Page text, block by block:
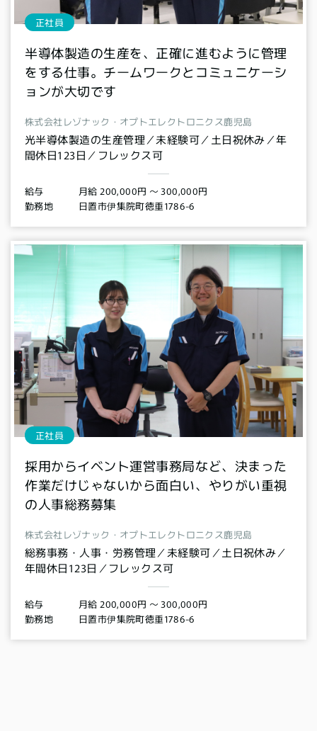
正社員
半導体製造の生産を、正確に進むように管理
をする仕事。チームワークとコミュニケーシ
ョンが大切です
株式会社レゾナック・オプトエレクトロニクス鹿児島
光半導体製造の生産管理／未経験可／土日祝休み／年
間休日123日／フレックス可
給与 月給 200,000円 〜 300,000円
勤務地 日置市伊集院町徳重1786-6
正社員
採用からイベント運営事務局など、決まった
作業だけじゃないから面白い、やりがい重視
の人事総務募集
株式会社レゾナック・オプトエレクトロニクス鹿児島
総務事務・人事・労務管理／未経験可／土日祝休み／
年間休日123日／フレックス可
給与 月給 200,000円 〜 300,000円
勤務地 日置市伊集院町徳重1786-6